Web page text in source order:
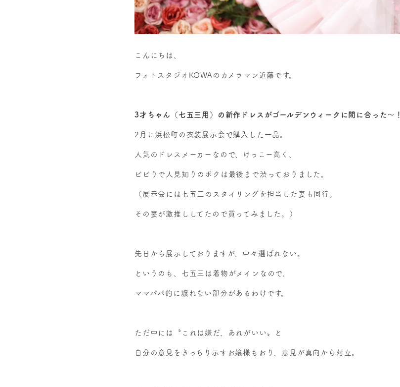
こんにちは、
フォトスタジオKOWAのカメラマン近藤です。
3才ちゃん（七五三用）の新作ドレスがゴールデンウィークに間に合った～！
2月に浜松町の衣装展示会で購入した一品。
人気のドレスメーカーなので、けっこー高く、
ビビりで人見知りのボクは最後まで渋っておりました。
（展示会には七五三のスタイリングを担当した妻も同行。
その妻が激推ししてたので買ってみました。）
先日から展示しておりますが、中々選ばれない。
というのも、七五三は着物がメインなので、
ママパパ的に譲れない部分があるわけです。
ただ中には〝これは嫌だ、あれがいい〟と
自分の意見をきっちり示すお嬢様もおり、意見が真向から対立。